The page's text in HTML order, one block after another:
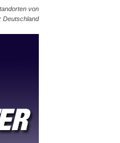
von
Deutschland